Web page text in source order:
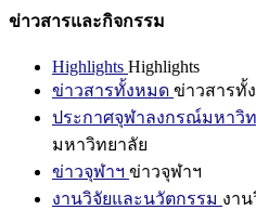
ข่าวสารและกิจกรรม
Highlights Highlights
ข่าวสารทั้งหมด ข่าวสารทั้
ประกาศจุฬาลงกรณ์มหาวิ
มหาวิทยาลัย
ข่าวจุฬาฯ ข่าวจุฬาฯ
งานวิจัยและนวัตกรรม งา